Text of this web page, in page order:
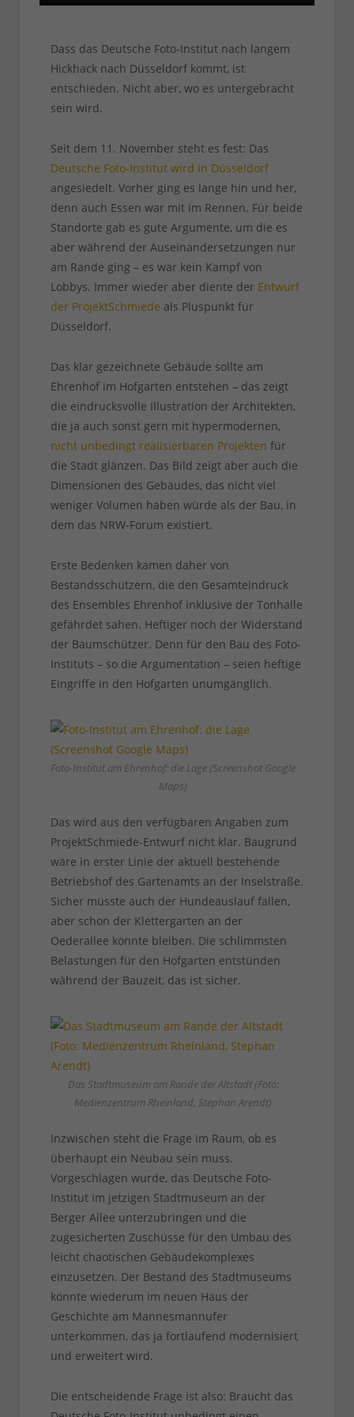
Dass das Deutsche Foto-Institut nach langem
Hickhack nach Düsseldorf kommt, ist
entschieden. Nicht aber, wo es untergebracht
sein wird.
Seit dem 11. November steht es fest: Das
Deutsche Foto-Institut wird in Düsseldorf
angesiedelt. Vorher ging es lange hin und her,
denn auch Essen war mit im Rennen. Für beide
Standorte gab es gute Argumente, um die es
aber während der Auseinandersetzungen nur
am Rande ging – es war kein Kampf von
Lobbys. Immer wieder aber diente der Entwurf
der ProjektSchmiede als Pluspunkt für
Düsseldorf.
Das klar gezeichnete Gebäude sollte am
Ehrenhof im Hofgarten entstehen – das zeigt
die eindrucksvolle Illustration der Architekten,
die ja auch sonst gern mit hypermodernen,
nicht unbedingt realisierbaren Projekten für
die Stadt glänzen. Das Bild zeigt aber auch die
Dimensionen des Gebäudes, das nicht viel
weniger Volumen haben würde als der Bau, in
dem das NRW-Forum existiert.
Erste Bedenken kamen daher von
Bestandsschützern, die den Gesamteindruck
des Ensembles Ehrenhof inklusive der Tonhalle
gefährdet sahen. Heftiger noch der Widerstand
der Baumschützer. Denn für den Bau des Foto-
Instituts – so die Argumentation – seien heftige
Eingriffe in den Hofgarten unumgänglich.
Foto-Institut am Ehrenhof: die Lage (Screenshot Google
Maps)
Das wird aus den verfügbaren Angaben zum
ProjektSchmiede-Entwurf nicht klar. Baugrund
wäre in erster Linie der aktuell bestehende
Betriebshof des Gartenamts an der Inselstraße.
Sicher müsste auch der Hundeauslauf fallen,
aber schon der Klettergarten an der
Oederallee könnte bleiben. Die schlimmsten
Belastungen für den Hofgarten entstünden
während der Bauzeit, das ist sicher.
Das Stadtmuseum am Rande der Altstadt (Foto:
Medienzentrum Rheinland, Stephan Arendt)
Inzwischen steht die Frage im Raum, ob es
überhaupt ein Neubau sein muss.
Vorgeschlagen wurde, das Deutsche Foto-
Institut im jetzigen Stadtmuseum an der
Berger Allee unterzubringen und die
zugesicherten Zuschüsse für den Umbau des
leicht chaotischen Gebäudekomplexes
einzusetzen. Der Bestand des Stadtmuseums
könnte wiederum im neuen Haus der
Geschichte am Mannesmannufer
unterkommen, das ja fortlaufend modernisiert
und erweitert wird.
Die entscheidende Frage ist also: Braucht das